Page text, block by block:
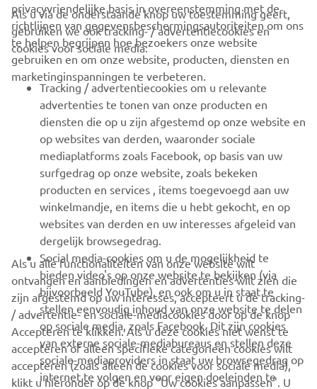
CORPORATE
VOOR BEDRIJVEN
MEER YAMAHA
ONDERSTEUNING
NIEUWSBRIEF
Wees de eerste die meer te weten komt over de nieuwste deals,
speciale evenementen, nieuwe producten en nog veel meer
ABONNEREN
Lees ons privacybeleid om te leren hoe we uw persoonlijke
gegevens verwerken:Privacyverklaring
privacyvriendelijke basis in overeenstemming met de
richtlijnen van gegevensbeschermingsautoriteiten om ons
te helpen begrijpen hoe bezoekers onze website
gebruiken en om onze website, producten, diensten en
marketinginspanningen te verbeteren.
Als u via de onderstaande knop uw toestemming geeft,
gebruiken we ook tracking- / advertentiecookies en
cookies voor sociale media:
Tracking / advertentiecookies om u relevante
advertenties te tonen van onze producten en
diensten die op u zijn afgestemd op onze website en
op websites van derden, waaronder sociale
mediaplatforms zoals Facebook, op basis van uw
surfgedrag op onze website, zoals bekeken
producten en services , items toegevoegd aan uw
winkelmandje, en items die u hebt gekocht, en op
websites van derden en uw interesses afgeleid van
dergelijk browsegedrag.
Social media-cookies om u de mogelijkheid te
bieden video's op onze website te bekijken (via
bijvoorbeeld YouTube), en ook om u in staat te
stellen eenvoudig inhoud van onze website te delen
op sociale media, zoals Facebook. Dit zijn cookies
van externe sociale-mediabureaus en stellen deze
sociale-mediaproviders in staat uw browsegedrag op
internet te volgen en voor eigen doeleinden te
Als u alle functionaliteiten van onze website wilt
ontvangen en aanbiedingen en advertenties wilt zien die
zijn afgestemd op uw interesses, accepteert u de tracking-
/ advertentie- en sociale-mediacookies door op de knop
Accepteren te klikken. Als u deze cookies niet wenst te
accepteren of alleen specifieke categorieën cookies wilt
accepteren (zoals alleen de cookies voor sociale media),
klikt u hieronder op de knop "Uw cookies aanpassen". U